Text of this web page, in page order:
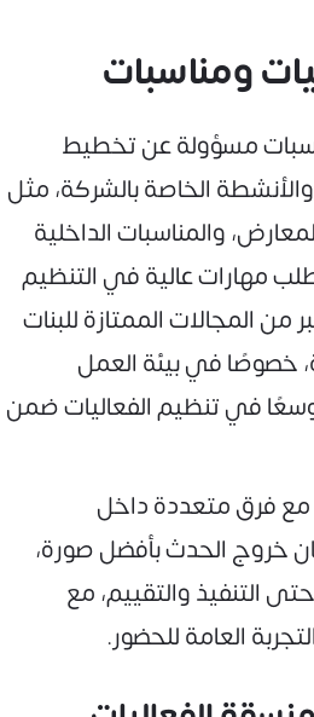
مسؤولة عن تخطيط
الخاصة بالشركة، مثل
والمناسبات الداخلية
مهارات عالية في التنظيم
من المجالات الممتازة للبنات
خصوصًا في بيئة العمل
في تنظيم الفعاليات ضمن
مع فرق متعددة داخل
خروج الحدث بأفضل صورة،
التنفيذ والتقييم، مع
العامة للحضور.